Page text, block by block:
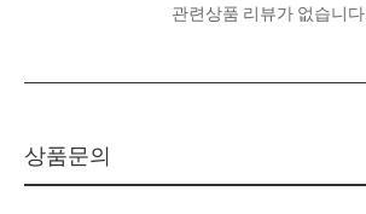
관련상품 리뷰가 없습니다.
상품문의